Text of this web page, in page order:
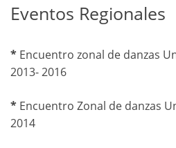
Eventos Regionales
* Encuentro zonal de danzas
2013- 2016
* Encuentro Zonal de danzas
2014